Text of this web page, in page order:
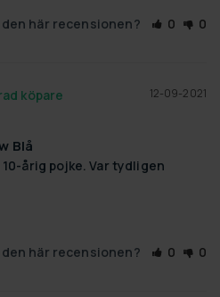
här recensionen? 0 0
12-09-2021
Blå
årig pojke. Var tydligen
här recensionen? 0 0